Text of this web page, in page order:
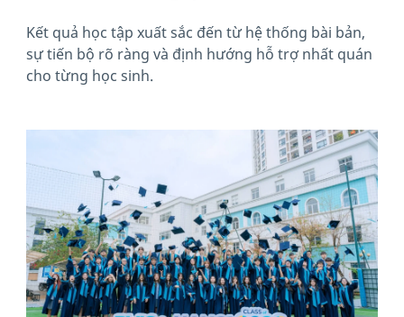
Kết quả học tập xuất sắc đến từ hệ thống bài bản,
sự tiến bộ rõ ràng và định hướng hỗ trợ nhất quán
cho từng học sinh.